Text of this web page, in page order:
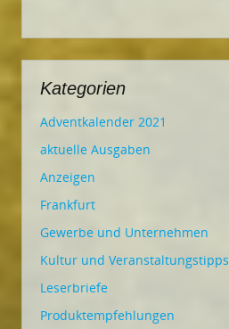
Kategorien
Adventkalender 2021
aktuelle Ausgaben
Anzeigen
Frankfurt
Gewerbe und Unternehmen
Kultur und Veranstaltungstipps
Leserbriefe
Produktempfehlungen